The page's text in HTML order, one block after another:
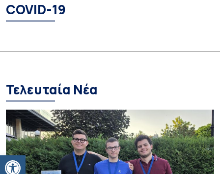
Ανοίξτε τη γραμμή εργαλείων
COVID-19
Τελευταία Νέα